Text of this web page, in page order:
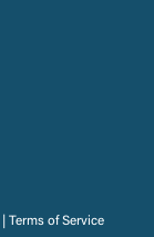
Terms of Service